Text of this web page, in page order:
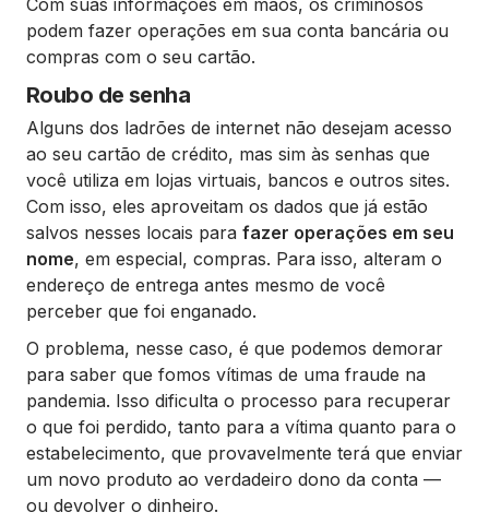
Com suas informações em mãos, os criminosos
podem fazer operações em sua conta bancária ou
compras com o seu cartão.
Roubo de senha
Alguns dos ladrões de internet não desejam acesso
ao seu cartão de crédito, mas sim às senhas que
você utiliza em lojas virtuais, bancos e outros sites.
Com isso, eles aproveitam os dados que já estão
salvos nesses locais para fazer operações em seu
nome, em especial, compras. Para isso, alteram o
endereço de entrega antes mesmo de você
perceber que foi enganado.
O problema, nesse caso, é que podemos demorar
para saber que fomos vítimas de uma fraude na
pandemia. Isso dificulta o processo para recuperar
o que foi perdido, tanto para a vítima quanto para o
estabelecimento, que provavelmente terá que enviar
um novo produto ao verdadeiro dono da conta —
ou devolver o dinheiro.